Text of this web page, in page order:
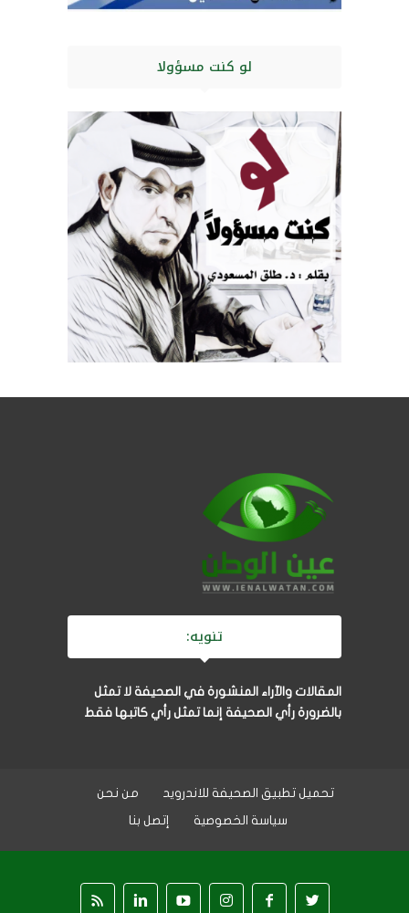
لو كنت مسؤولا
تنويه:
المقالات والآراء المنشورة في الصحيفة لا تمثل
بالضرورة رأي الصحيفة إنما تمثل رأي كاتبها فقط
تحميل تطبيق الصحيفة للاندرويد
من نحن
سياسة الخصوصية
إتصل بنا